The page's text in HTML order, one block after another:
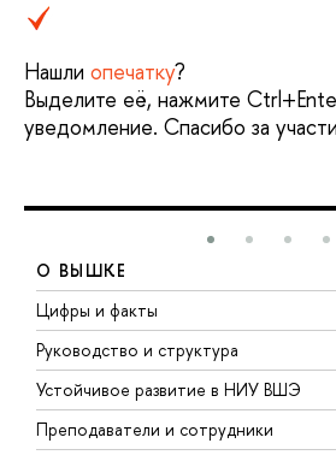
Нашли опечатку?
Выделите её, нажмите
уведомление. Спасибо за
О ВЫШКЕ
Цифры и факты
Руководство и структура
Устойчивое развитие в НИУ ВШЭ
Преподаватели и сотрудники